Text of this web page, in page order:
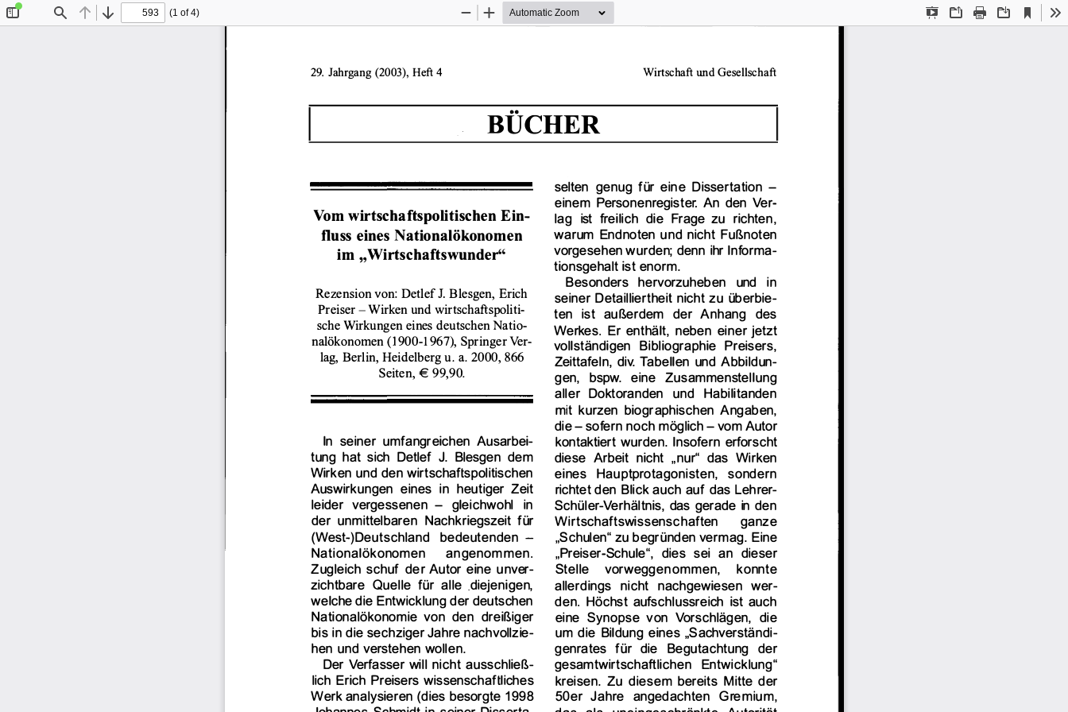
Find Previous
Next
(1 of 4)
Presentation
OpenPrint Download
Current
View
Zoom
Zoom
29. Jahrgang (2003), Heft 4 Wirtschaft und Gesellschaft
BÜCHER
Vom wirtschaftspolitischen Ein­
fluss eines Nationalökonomen
im "Wirtschaftswunder"
Rezension von: Detlef J. Blesgen,
Erich
Preiser - Wirken und wirtschaftspoliti­
sche Wirkungen eines deutschen Natio-
nalökonomen (1900-1967), Springer Ver­
lag,  Berlin,
Heidelberg u. a. 2000,
866
Seiten,
€ 99,90.
ln  seiner umfangreichen Ausarbei­
tung hat  sich Detlef J.  Blasgen dem
Wirken und den wirtschaftspolitischen
Auswirkungen eines in  heutiger Zeit
leider vergessenen - gleichwohl
in
der unmittelbaren Nachkriegszeit für
(West-)Deutschland bedeutenden -
Nationalökonomen angenommen.
Zugleich schuf der Autor eine unver­
zichtbare Quelle für  alle
.diejenigen,
welche die Entwicklung der deutschen
Nationalökonomie von den dreißiger
bis in die sechziger Jahre nachvollzie­
hen und verstehen wollen.
Der Verfasser will nicht ausschließ­
lich Erich Preisars wissenschaftliches
Werk analysieren (dies besorgte 1998
selten genug für  eine Dissertation -
einem Personenregister. An  den Ver­
lag  ist  freilich die  Frage zu  richten,
warum Endnoten und nicht Fußnoten
vorgesehen wurden; denn ihr Informa­
tionsgehalt ist enorm.
Besonders
hervorzuheben und
in
seiner Detailliertheil nicht zu überbie­
ten
ist  außerdem der Anhang  des
Werkes.  Er enthält, neben einer jetzt
vollständigen
Bibliographie
Preisers,
Zeittafeln, div.  Ta bellen und Abbildun­
gen,
bspw. eine Zusammenstellung
aller
Doktoranden und Habilitanden
mit  kurzen
biographischen Angaben,
die - sofern noch möglich -vom Autor
kontaktiert wurden.
Insofern erforscht
diese Arbeit nicht "nur"  das Wirken
eines
Hauptprotagonisten,
sondern
richtet den Blick auch auf das Lehrer­
Schüler-Verhältnis, das  gerade in  den
Wirtschaftswissenschaften
ganze
"Schulen" zu begründen vermag. Eine
"Preiser-Schule", dies sei  an  dieser
Stelle
vorweggenommen,
konnte
allerdings
nicht nachgewiesen
wer­
den.
Höchst aufschlussreich ist auch
eine Synopse  von Vorschlägen,
die
um die Bildung eines "Sachverständi­
genrates für  die Begutachtung
der
gesamtwirtschaftlichen Entwicklung"
kreisen. Zu  diesem bereits Mitte  der
50er Jahre  angedachten
Gremium,